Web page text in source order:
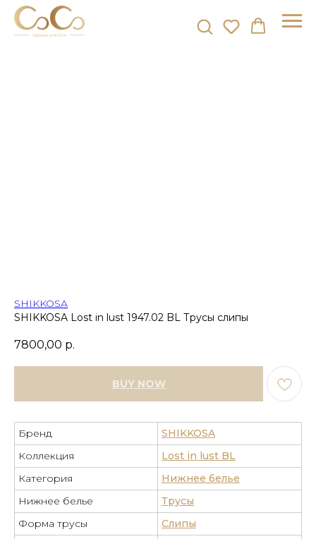
SHIKKOSA Lost in lust 1947.02 BL Трусы слипы
SHIKKOSA
7800,00 р.
BUY NOW
Бренд
SHIKKOSA
Коллекция
Lost in lust BL
Категория
Нижнее белье
Нижнее белье
Трусы
Форма трусы
Слипы